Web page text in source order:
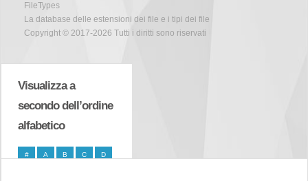
FileTypes
La database delle estensioni dei file e i tipi dei file
Copyright © 2017-2026 Tutti i diritti sono riservati
Visualizza a
secondo dell’ordine
alfabetico
# A B C D